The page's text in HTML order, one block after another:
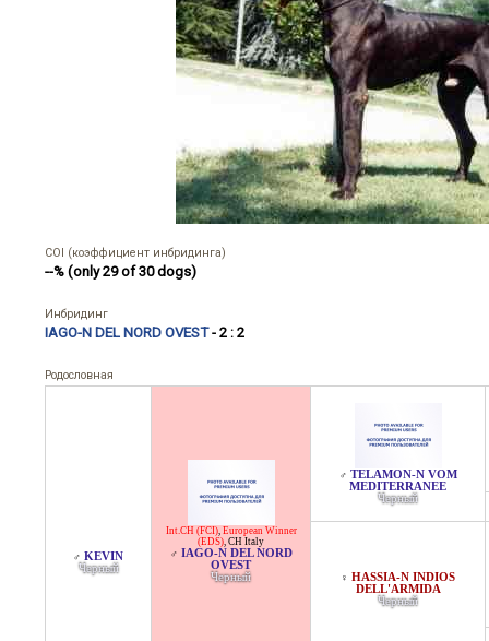
COI (коэффициент инбридинга)
--% (only 29 of 30 dogs)
Инбридинг
IAGO-N DEL NORD OVEST- 2 : 2
Родословная
♂ KEVIN
Черный
Int.CH (FCI), European Winner
(EDS), CH Italy
♂ IAGO-N DEL NORD
OVEST
Черный
♂ TELAMON-N VOM
MEDITERRANEE
Черный
♀ HASSIA-N INDIOS
DELL'ARMIDA
Черный